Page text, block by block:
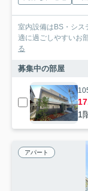
室内設備はBS・シス
適に過ごしやすいお
る
募集中の部屋
1
アパート